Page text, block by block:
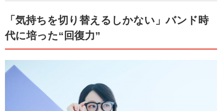
「気持ちを切り替えるしかない」バンド時
代に培った“回復力”